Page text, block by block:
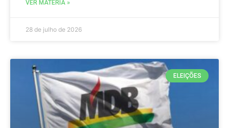
VER MATÉRIA »
28 de julho de 2026
ELEIÇÕES